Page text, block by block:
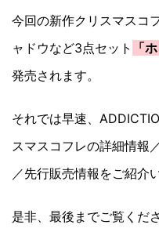
今回の新作クリスマスコ
ャドウなど3点セット
「
発売されます。
それでは早速、
スマスコフレの詳細情報
／先行販売情報をご紹介
是非、最後までご覧くださ